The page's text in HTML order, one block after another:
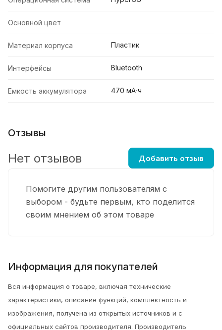
Основной цвет
Материал корпуса Пластик
Интерфейсы Bluetooth
Емкость аккумулятора 470 мА⋅ч
Отзывы
Помогите другим пользователям с
выбором - будьте первым, кто поделится
своим мнением об этом товаре
Нет отзывов Добавить отзыв
Информация для покупателей
Вся информация о товаре, включая технические
характеристики, описание функций, комплектность и
изображения, получена из открытых источников и с
официальных сайтов производителя. Производитель